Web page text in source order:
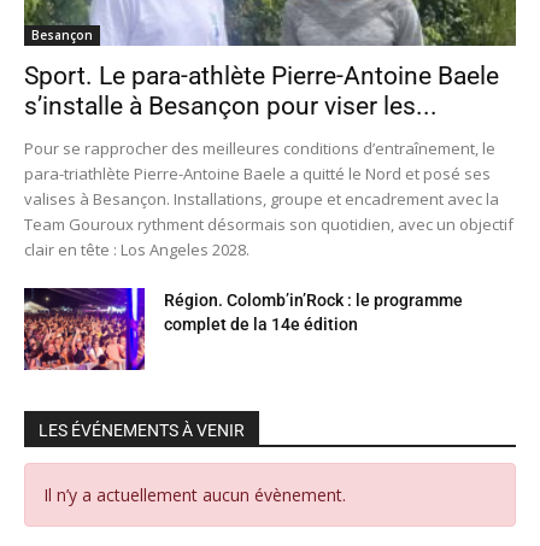
Besançon
Sport. Le para-athlète Pierre-Antoine Baele
s’installe à Besançon pour viser les...
Pour se rapprocher des meilleures conditions d’entraînement, le
para-triathlète Pierre-Antoine Baele a quitté le Nord et posé ses
valises à Besançon. Installations, groupe et encadrement avec la
Team Gouroux rythment désormais son quotidien, avec un objectif
clair en tête : Los Angeles 2028.
Région. Colomb’in’Rock : le programme
complet de la 14e édition
LES ÉVÉNEMENTS À VENIR
Il n’y a actuellement aucun évènement.